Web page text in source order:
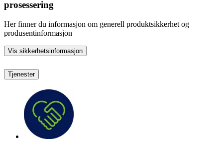
prosessering
Her finner du informasjon om generell produktsikkerhet og
produsentinformasjon
Vis sikkerhetsinformasjon
Tjenester